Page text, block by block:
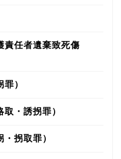
責任者遺棄致死傷
）
・誘拐罪）
拐取罪）